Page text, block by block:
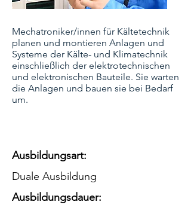
Mechatroniker/innen für Kältetechnik
planen und montieren Anlagen und
Systeme der Kälte- und Klimatechnik
einschließlich der elektrotechnischen
und elektronischen Bauteile. Sie warten
die Anlagen und bauen sie bei Bedarf
um.
Ausbildungsart:
Duale Ausbildung
Ausbildungsdauer: